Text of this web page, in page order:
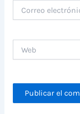
electrónico